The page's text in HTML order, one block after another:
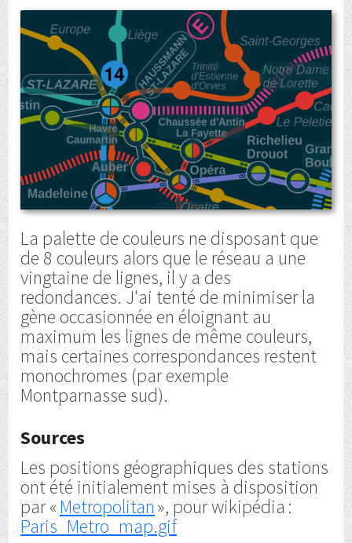
La palette de couleurs ne disposant que
de 8 couleurs alors que le réseau a une
vingtaine de lignes, il y a des
redondances. J'ai tenté de minimiser la
gène occasionnée en éloignant au
maximum les lignes de même couleurs,
mais certaines correspondances restent
monochromes (par exemple
Montparnasse sud).
Sources
Les positions géographiques des stations
ont été initialement mises à disposition
par «Metropolitan», pour wikipédia :
Paris_Metro_map.gif